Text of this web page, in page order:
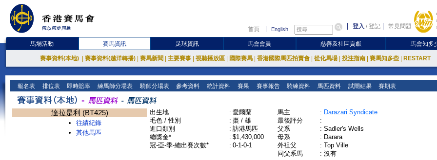
首頁 English 登入 /登記 常見問題
馬場活動 賽馬資訊 足球資訊 馬會會員 慈善及社區貢獻 馬會知多
賽事資料(本地) 賽事資料(越洋轉播) 賽馬新聞 主要賽事 視聽播放區 國際賽馬 香港國際馬匹拍賣會 從化馬場 投注指南 賽馬知多些 RESTART
報名表 排位表 即時賠率 練馬師分場表 騎師分場表 參考資料 統計資料 賽果 賽事報告 騎練資料 馬匹資料 試閘結果 賽期表
達拉是利 (BT425)
往績紀錄
其他馬匹
出生地 : 愛爾蘭
毛色 / 性別
: 棗 / 雄
進口類別
: 訪港馬匹
總獎金*
: $1,430,000
冠-亞-季-總出賽次數*
: 0-1-0-1
馬主 : Darazari Syndicate
最後評分
:
父系
: Sadler's Wells
母系
: Darara
外祖父
: Top Ville
同父系馬
: 沒有